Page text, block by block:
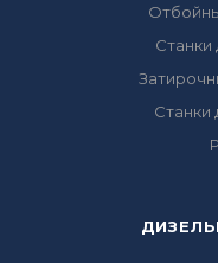
Станки
Станки